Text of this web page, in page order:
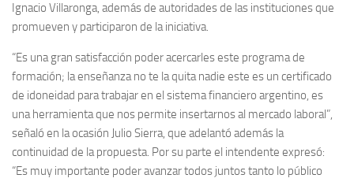
Ignacio Villaronga, además de autoridades de las instituciones que
promueven y participaron de la iniciativa.
“Es una gran satisfacción poder acercarles este programa de
formación; la enseñanza no te la quita nadie este es un certificado
de idoneidad para trabajar en el sistema financiero argentino, es
una herramienta que nos permite insertarnos al mercado laboral”,
señaló en la ocasión Julio Sierra, que adelantó además la
continuidad de la propuesta. Por su parte el intendente expresó:
“Es muy importante poder avanzar todos juntos tanto lo público